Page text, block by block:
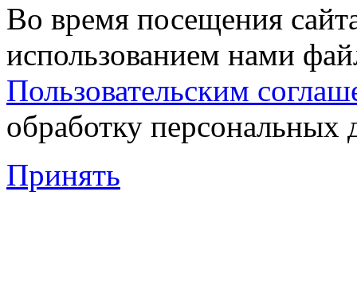
Во время посещения
использованием нами
Пользовательским
обработку персональных
Принять